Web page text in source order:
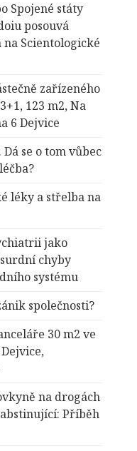
Spojené státy
posouvá
Scientologické
zařízeného
123 m2, Na
6 Dejvice
se o tom vůbec
léky a střelba na
jako
chyby
systému
společnosti?
30 m2 ve
na drogách
Příběh